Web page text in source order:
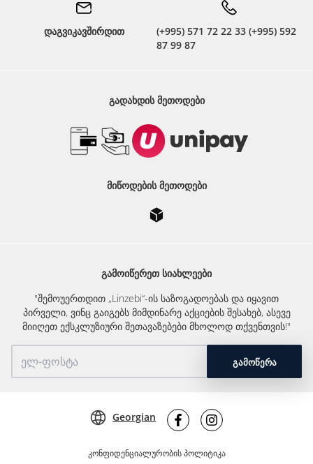
დაგვიკავშირდით
(+995) 571 72 22 33 (+995) 592
87 99 87
ᲒᲐᲓᲐᲮᲓᲘᲡ ᲛᲔᲗᲝᲓᲔᲑᲘ
ᲛᲘᲬᲝᲓᲔᲑᲘᲡ ᲛᲔᲗᲝᲓᲔᲑᲘ
ᲒᲐᲛᲝᲘᲬᲔᲠᲔᲗ ᲡᲘᲐᲮᲚᲔᲔᲑᲘ
"შემოუერთდით „Linzebi“-ის საზოგადოებას და იყავით
პირველი, ვინც გაიგებს მიმდინარე აქციების შესახებ, ასევე
მიიღეთ ექსკლუზიური შეთავაზებები მხოლოდ თქვენთვის!"
ᲒᲐᲛᲝᲬᲔᲠᲐ
კონფიდენციალურობის პოლიტიკა
Georgian